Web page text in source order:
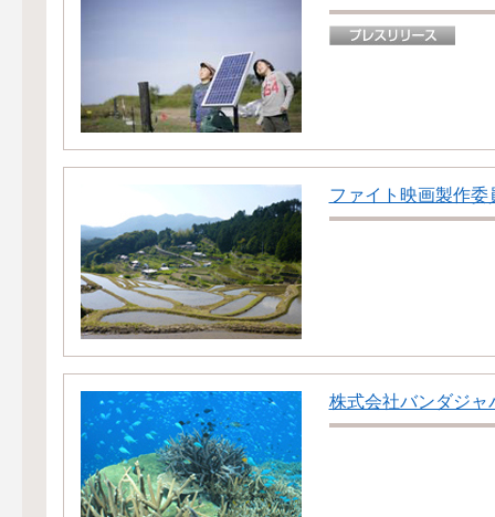
ファイト映画製作委
株式会社バンダジャ